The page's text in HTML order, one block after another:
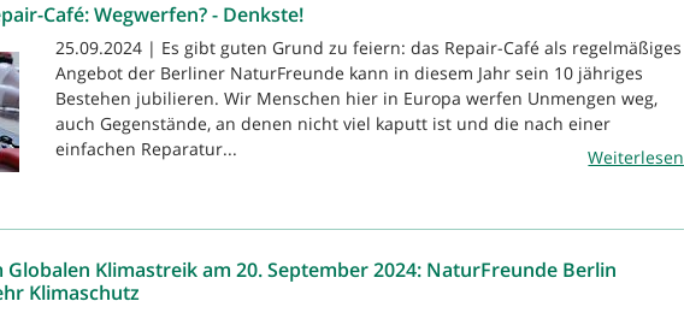
Café: Wegwerfen? - Denkste!
25.09.2024 | Es gibt guten Grund zu feiern: das Repair-Café als regelmäßiges
Angebot der Berliner NaturFreunde kann in diesem Jahr sein 10 jähriges
Bestehen jubilieren. Wir Menschen hier in Europa werfen Unmengen weg,
auch Gegenstände, an denen nicht viel kaputt ist und die nach einer
einfachen Reparatur...
Weiterlesen
Klimastreik am 20. September 2024: NaturFreunde Berlin
Klimaschutz